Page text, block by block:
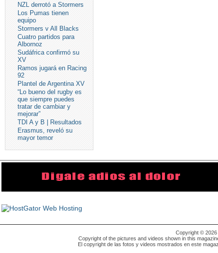
NZL derrotó a Stormers
Los Pumas tienen
equipo
Stormers v All Blacks
Cuatro partidos para
Albornoz
Sudáfrica confirmó su
XV
Ramos jugará en Racing
92
Plantel de Argentina XV
“Lo bueno del rugby es
que siempre puedes
tratar de cambiar y
mejorar”
TDI A y B | Resultados
Erasmus, reveló su
mayor temor
Copyright © 2026
Copyright of the pictures and videos shown in this
El copyright de las fotos y videos mostrados en este